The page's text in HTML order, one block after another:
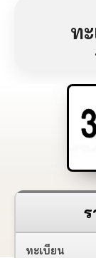
ท
ทะเบียน